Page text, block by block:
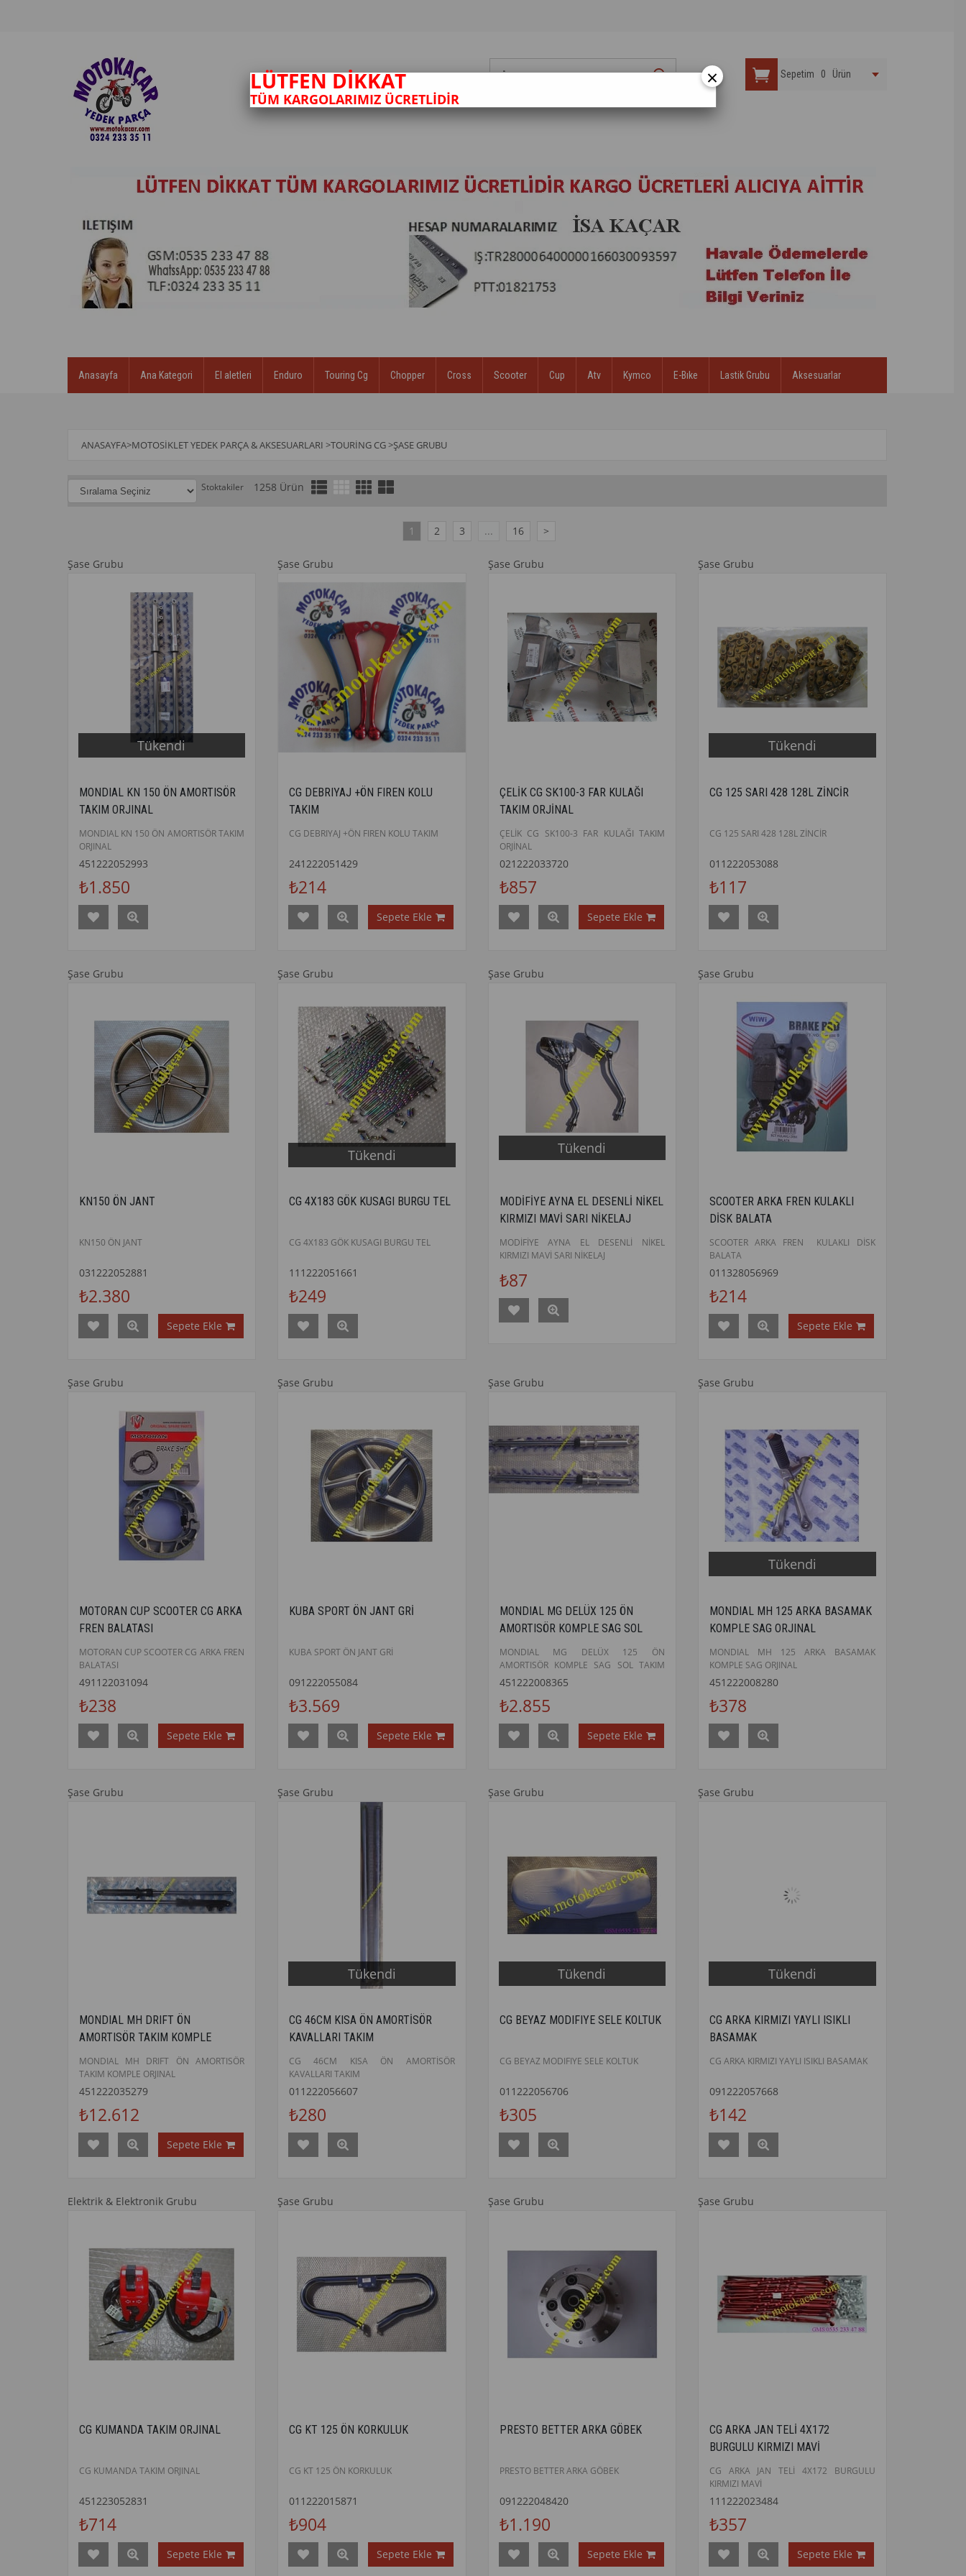
Sepetim 0 Ürün
Anasayfa Ana Kategori El aletleri Enduro Touring Cg Chopper Cross Scooter Cup Atv Kymco E-Bıke Lastik Grubu Aksesuarlar
ANASAYFA>MOTOSIKLET YEDEK PARÇA & AKSESUARLARI >TOURING CG>ŞASE GRUBU
Stoktakiler 1258 Ürün
1 2 3 ... 16 >
Şase Grubu
Tükendi
MONDIAL KN 150 ÖN AMORTISÖR
TAKIM ORJINAL
MONDIAL KN 150 ÖN AMORTISÖR TAKIM
ORJINAL
451222052993
₺1.850
Şase Grubu
CG DEBRIYAJ +ÖN FIREN KOLU
TAKIM
CG DEBRIYAJ +ÖN FIREN KOLU TAKIM
241222051429
₺214
Sepete Ekle
Şase Grubu
ÇELİK CG SK100-3 FAR KULAĞI
TAKIM ORJİNAL
ÇELİK CG SK100-3 FAR KULAĞI TAKIM
ORJİNAL
021222033720
₺857
Sepete Ekle
Şase Grubu
Tükendi
CG 125 SARI 428 128L ZİNCİR
CG 125 SARI 428 128L ZİNCİR
011222053088
₺117
Şase Grubu
KN150 ÖN JANT
KN150 ÖN JANT
031222052881
₺2.380
Sepete Ekle
Şase Grubu
Tükendi
CG 4X183 GÖK KUSAGI BURGU TEL
CG 4X183 GÖK KUSAGI BURGU TEL
111222051661
₺249
Şase Grubu
Tükendi
MODİFİYE AYNA EL DESENLİ NİKEL
KIRMIZI MAVİ SARI NİKELAJ
MODİFİYE AYNA EL DESENLİ NİKEL
KIRMIZI MAVİ SARI NİKELAJ
₺87
Şase Grubu
SCOOTER ARKA FREN KULAKLI
DİSK BALATA
SCOOTER ARKA FREN KULAKLI DİSK
BALATA
011328056969
₺214
Sepete Ekle
Şase Grubu
MOTORAN CUP SCOOTER CG ARKA
FREN BALATASI
MOTORAN CUP SCOOTER CG ARKA FREN
BALATASI
491122031094
₺238
Sepete Ekle
Şase Grubu
KUBA SPORT ÖN JANT GRİ
KUBA SPORT ÖN JANT GRİ
091222055084
₺3.569
Sepete Ekle
Şase Grubu
MONDIAL MG DELÜX 125 ÖN
AMORTISÖR KOMPLE SAG SOL
MONDIAL MG DELÜX 125 ÖN
AMORTISÖR KOMPLE SAG SOL TAKIM
ORJINAL
451222008365
₺2.855
Sepete Ekle
Şase Grubu
Tükendi
MONDIAL MH 125 ARKA BASAMAK
KOMPLE SAG ORJINAL
MONDIAL MH 125 ARKA BASAMAK
KOMPLE SAG ORJINAL
451222008280
₺378
Şase Grubu
MONDIAL MH DRIFT ÖN
AMORTISÖR TAKIM KOMPLE
ORJINAL
MONDIAL MH DRIFT ÖN AMORTISÖR
TAKIM KOMPLE ORJINAL
451222035279
₺12.612
Sepete Ekle
Şase Grubu
Tükendi
CG 46CM KISA ÖN AMORTİSÖR
KAVALLARI TAKIM
CG 46CM KISA ÖN AMORTİSÖR
KAVALLARI TAKIM
011222056607
₺280
Şase Grubu
Tükendi
CG BEYAZ MODIFIYE SELE KOLTUK
CG BEYAZ MODIFIYE SELE KOLTUK
011222056706
₺305
Şase Grubu
Tükendi
CG ARKA KIRMIZI YAYLI ISIKLI
BASAMAK
CG ARKA KIRMIZI YAYLI ISIKLI BASAMAK
091222057668
₺142
Elektrik & Elektronik Grubu
CG KUMANDA TAKIM ORJINAL
CG KUMANDA TAKIM ORJINAL
451223052831
₺714
Sepete Ekle
Şase Grubu
CG KT 125 ÖN KORKULUK
CG KT 125 ÖN KORKULUK
011222015871
₺904
Sepete Ekle
Şase Grubu
PRESTO BETTER ARKA GÖBEK
PRESTO BETTER ARKA GÖBEK
091222048420
₺1.190
Sepete Ekle
Şase Grubu
CG ARKA JAN TELİ 4X172
BURGULU KIRMIZI MAVİ
CG ARKA JAN TELİ 4X172 BURGULU
KIRMIZI MAVİ
111222023484
₺357
Sepete Ekle
×
LÜTFEN DİKKAT
TÜM KARGOLARIMIZ ÜCRETLİDİR